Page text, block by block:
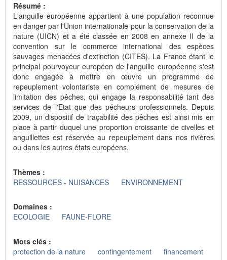
Résumé :
L'anguille européenne appartient à une population reconnue
en danger par l'Union internationale pour la conservation de la
nature (UICN) et a été classée en 2008 en annexe II de la
convention sur le commerce international des espèces
sauvages menacées d'extinction (CITES). La France étant le
principal pourvoyeur européen de l'anguille européenne s'est
donc engagée à mettre en œuvre un programme de
repeuplement volontariste en complément de mesures de
limitation des pêches, qui engage la responsabilité tant des
services de l'Etat que des pécheurs professionnels. Depuis
2009, un dispositif de traçabilité des pêches est ainsi mis en
place à partir duquel une proportion croissante de civelles et
anguillettes est réservée au repeuplement dans nos rivières
ou dans les autres états européens.
Thèmes :
RESSOURCES - NUISANCES
ENVIRONNEMENT
Domaines :
ECOLOGIE
FAUNE-FLORE
Mots clés :
protection de la nature
contingentement
financement